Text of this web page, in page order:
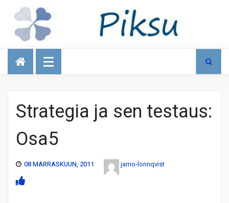
Talous
Strategia ja sen testaus:
Osa5
08 MARRASKUUN, 2011 jarno-lonnqvist